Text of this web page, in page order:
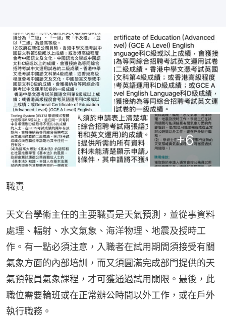
+6
職責
天文台學術主任的主要職責是天氣預測，並從事資料
處理、輻射、水文氣象、海洋物理、地震及授時工
作。有一點必須注意，入職者在試用期間須接受有關
氣象方面的內部培訓，而又須圓滿完成部門提供的天
氣預報員氣象課程，才可獲通過試用關限。最後，此
職位需要輪班或在正常辦公時間以外工作，或在戶外
執行職務。